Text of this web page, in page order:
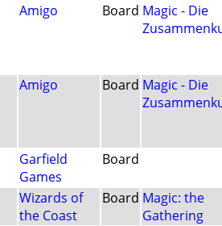
Amigo Board Magic - Die
Amigo Board Magic - Die
Garfield
Games
Board
Wizards of
the Coast
Board Magic: the
Gathering